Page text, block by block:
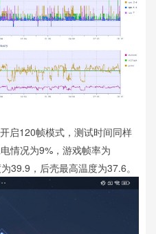
启120帧模式，测试时间同样
情况为9%，游戏帧率为
39.9，后壳最高温度为37.6。